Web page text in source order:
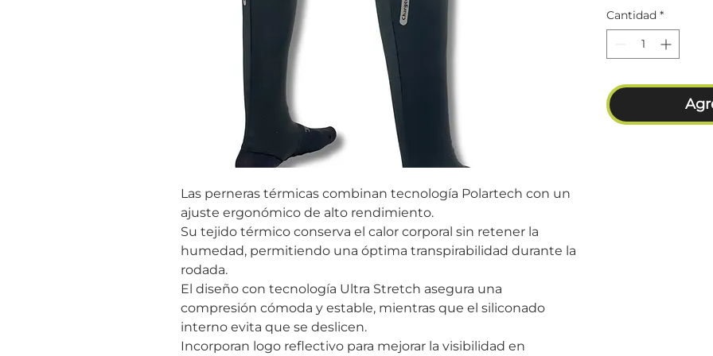
Las perneras térmicas combinan tecnología Polartech con un
ajuste ergonómico de alto rendimiento.
Su tejido térmico conserva el calor corporal sin retener la
humedad, permitiendo una óptima transpirabilidad durante la
rodada.
El diseño con tecnología Ultra Stretch asegura una
compresión cómoda y estable, mientras que el siliconado
interno evita que se deslicen.
Incorporan logo reflectivo para mejorar la visibilidad en
Cantidad *